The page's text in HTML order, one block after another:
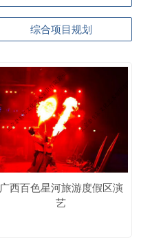
综合项目规划
广西百色星河旅游度假区演
艺